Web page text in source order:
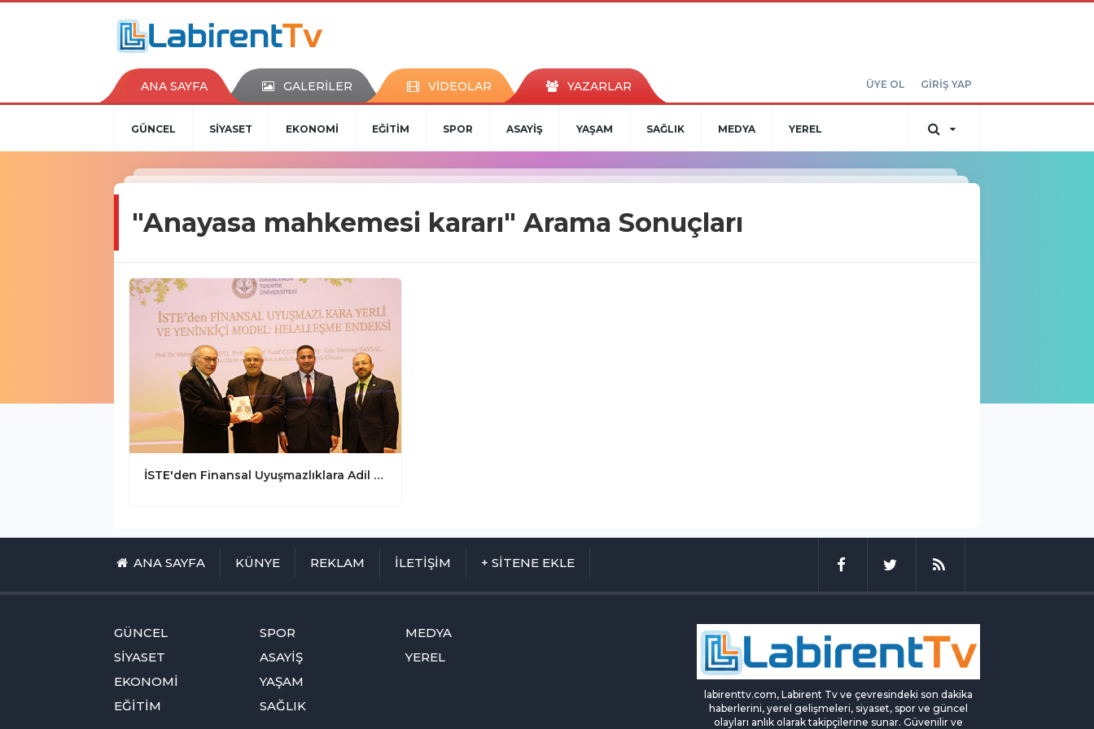
ANA SAYFA GALERİLER VİDEOLAR YAZARLAR ÜYE OL GİRİŞ YAP
GÜNCEL SİYASET EKONOMİ EĞİTİM SPOR ASAYİŞ YAŞAM SAĞLIK MEDYA YEREL
"Anayasa mahkemesi kararı" Arama Sonuçları
İSTE'den Finansal Uyuşmazlıklara Adil Çözüm: "Helalleşme Endeksi" Modeli Geliştirildi
ANA SAYFA KÜNYE REKLAM İLETİŞİM + SİTENE EKLE
GÜNCEL
SİYASET
EKONOMİ
EĞİTİM
SPOR
ASAYİŞ
YAŞAM
SAĞLIK
MEDYA
YEREL
labirenttv.com, Labirent Tv ve çevresindeki son dakika
haberlerini, yerel gelişmeleri, siyaset, spor ve güncel
olayları anlık olarak takipçilerine sunar. Güvenilir ve